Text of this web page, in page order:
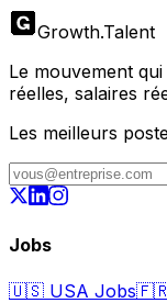
Growth.Talent
Le mouvement
réelles, salaires
Les meilleurs
Jobs
🇺🇸 USA Jobs